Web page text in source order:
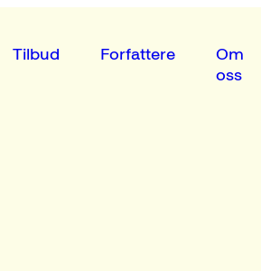
Tilbud Forfattere
Om
oss